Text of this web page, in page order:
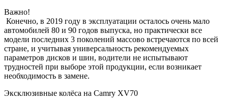
Важно!
Конечно, в 2019 году в эксплуатации осталось очень мало
автомобилей 80 и 90 годов выпуска, но практически все
модели последних 3 поколений массово встречаются по всей
стране, и учитывая универсальность рекомендуемых
параметров дисков и шин, водители не испытывают
трудностей при выборе этой продукции, если возникает
необходимость в замене.
Эксклюзивные колёса на Camry XV70